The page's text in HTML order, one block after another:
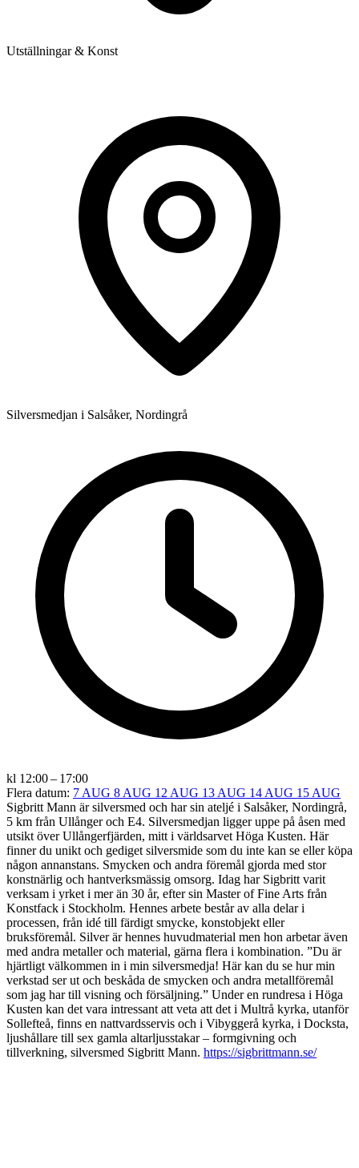
Utställningar & Konst
Silversmedjan i Salsåker, Nordingrå
kl 12:00 – 17:00
Flera datum: 7 AUG 8 AUG 12 AUG 13 AUG 14 AUG 15 AUG
Sigbritt Mann är silversmed och har sin ateljé i Salsåker, Nordingrå,
5 km från Ullånger och E4. Silversmedjan ligger uppe på åsen med
utsikt över Ullångerfjärden, mitt i världsarvet Höga Kusten. Här
finner du unikt och gediget silversmide som du inte kan se eller köpa
någon annanstans. Smycken och andra föremål gjorda med stor
konstnärlig och hantverksmässig omsorg. Idag har Sigbritt varit
verksam i yrket i mer än 30 år, efter sin Master of Fine Arts från
Konstfack i Stockholm. Hennes arbete består av alla delar i
processen, från idé till färdigt smycke, konstobjekt eller
bruksföremål. Silver är hennes huvudmaterial men hon arbetar även
med andra metaller och material, gärna flera i kombination. ”Du är
hjärtligt välkommen in i min silversmedja! Här kan du se hur min
verkstad ser ut och beskåda de smycken och andra metallföremål
som jag har till visning och försäljning.” Under en rundresa i Höga
Kusten kan det vara intressant att veta att det i Multrå kyrka, utanför
Sollefteå, finns en nattvardsservis och i Vibyggerå kyrka, i Docksta,
ljushållare till sex gamla altarljusstakar – formgivning och
tillverkning, silversmed Sigbritt Mann. https://sigbrittmann.se/